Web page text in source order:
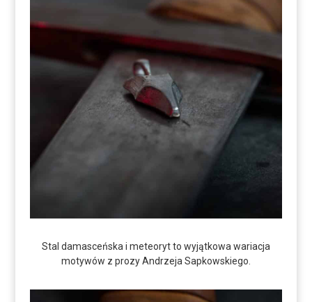
Stal damasceńska i meteoryt to wyjątkowa wariacja
motywów z prozy Andrzeja Sapkowskiego.